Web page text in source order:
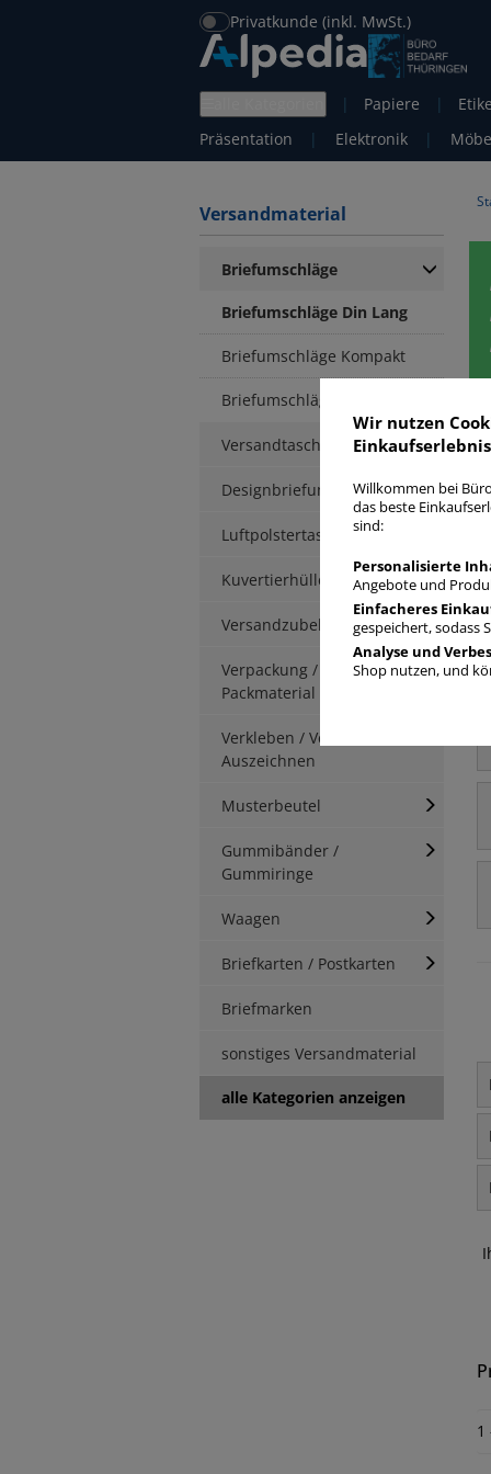
Privatkunde (inkl. MwSt.)
| Papiere |
Präsentation
| Elektronik |
Versandmaterial
Briefumschläge
Briefumschläge Din Lang
Briefumschläge Kompakt
Briefumschläge C6
Versandtaschen
Designbriefumschläge
Luftpolstertaschen
Kuvertierhüllen
Versandzubehör
Verpackung / Kartonage /
Packmaterial
Verkleben / Verschnüren /
Auszeichnen
Musterbeutel
Gummibänder /
Gummiringe
Waagen
Briefkarten / Postkarten
Briefmarken
sonstiges Versandmaterial
alle Kategorien anzeigen
1
Wir nutzen
Willkommen bei
das beste
sind:
Personalisierte
Angebote und
Einfacheres
gespeichert, sodass
Analyse und
Shop nutzen, und